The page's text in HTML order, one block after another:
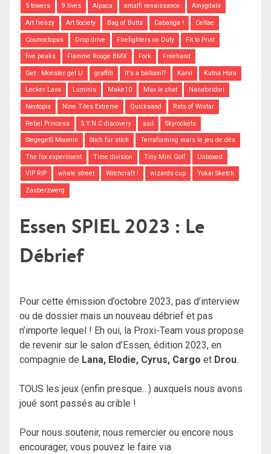
5 towers 9 lives Alpaca amalfi renaissance Amygdala
Art frenzy Art Society Bag of Butts Cabanga ! Celtae
Cosmoctopus Drop drive Firefighters on Duty Fit to Print
five peaks Flamme Rouge BMX Fork Freehand
Get : Monster get U graffiti It's a balloon!? Karvi Kutna Hora
Lecker Lava Luminis Make10 Max le chat Nanatoridori
Neotopia Nine Tiles Extreme Quicksand Rats of Wistar
Rebel Princess S.Y.N.C discovery sail Skyrockets
StegegetS Moomin Stich für stich Terraforming mars le jeu de dés
The fox experiment Time division Tiny Mini Golf Unboxed
VIP RIP whale street Witchcraft ! wizards cup Yokai Sketch
Zauberzwerg
Essen SPIEL 2023 : Le
Débrief
Pour cette émission d’octobre 2023, pas d’interview
ou de dossier mais un nouveau débrief et pas
n’importe lequel ! Eh oui, la Proxi-Team vous propose
de revenir sur le salon d’Essen, édition 2023, en
compagnie de Lana, Elodie, Cyrus, Cargo et Drou.
TOUS les jeux (enfin presque…) auxquels nous avons
joué sont passés au crible !
Pour nous soutenir, nous remercier ou encore nous
encourager, vous pouvez le faire via